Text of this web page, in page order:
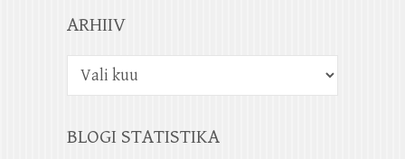
ARHIIV
BLOGI STATISTIKA